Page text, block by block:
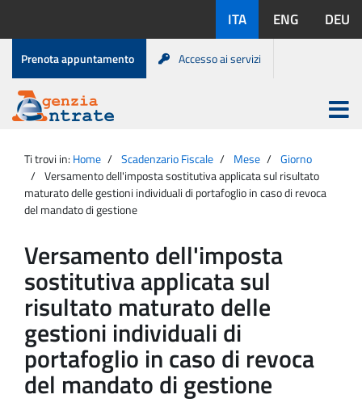
contenuto
disponibili:
ITA ENG DEU
Menu
di
servizio
Prenota appuntamento Accesso ai servizi
Agenzia
Entrate
Apri
menu
principale
Ti trovi in: Home Scadenzario Fiscale Mese
Giorno
Versamento dell'imposta sostitutiva applicata sul risultato
maturato delle gestioni individuali di portafoglio in caso di revoca
del mandato di gestione
Versamento dell'imposta
sostitutiva applicata sul
risultato maturato delle
gestioni individuali di
portafoglio in caso di revoca
del mandato di gestione